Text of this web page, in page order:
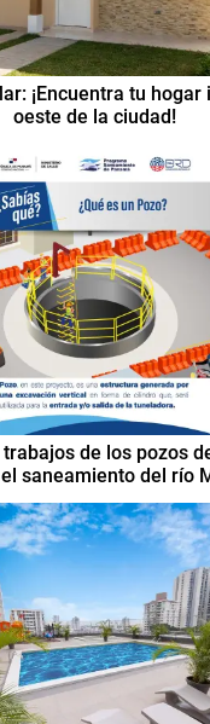
¡Encuentra tu hogar
oeste de la ciudad!
de los pozos
saneamiento del río